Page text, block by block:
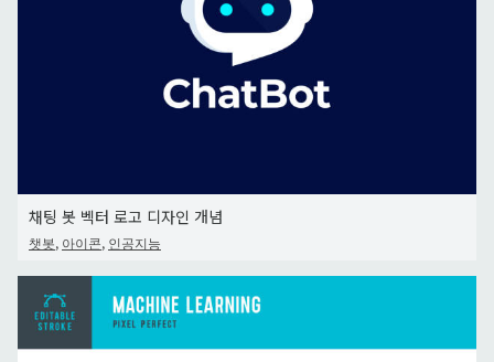
채팅 봇 벡터 로고 디자인 개념
챗봇, 아이콘, 인공지능